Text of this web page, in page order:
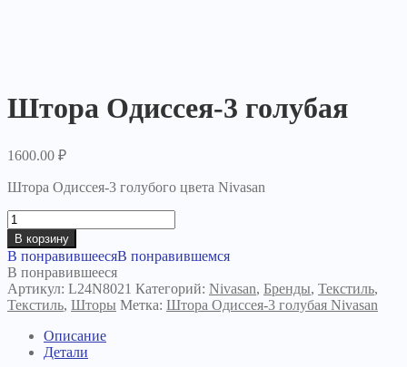
Штора Одиссея-3 голубая
1600.00 ₽
Штора Одиссея-3 голубого цвета Nivasan
Количество
товара
Штора
Одиссея-3
голубая
В корзину
В понравившеесяВ понравившемся
В понравившееся
Артикул: L24N8021 Категорий: Nivasan, Бренды, Текстиль,
Текстиль, Шторы Метка: Штора Одиссея-3 голубая Nivasan
Описание
Детали